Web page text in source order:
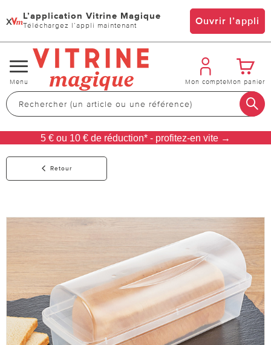
x L’application Vitrine Magique
Téléchargez l’appli maintenant Ouvrir l’appli
Changer
de
navigation
Menu Mon compteMon panier
5 € ou 10 € de réduction* - profitez-en vite →
Retour